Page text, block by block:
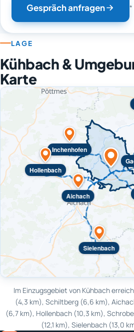
Gespräch anfragen *
LAGE
Kühbach &
Karte
Aichach
Inchenhofen
Hollenbach
Sielenbach
Im Einzugsgebiet von Kühbach
(4,3 km), Schiltberg (6,6 km),
(6,7 km), Hollenbach (10,3 km),
(12,1 km), Sielenbach (13,0